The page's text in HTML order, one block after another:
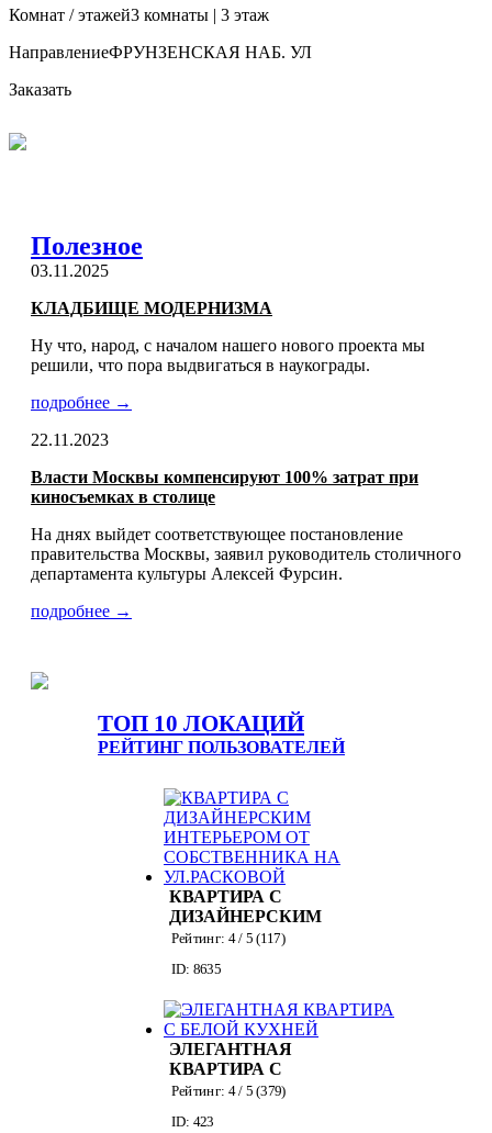
Комнат / этажей3 комнаты | 3 этаж
НаправлениеФРУНЗЕНСКАЯ НАБ. УЛ
Заказать
Полезное
03.11.2025
КЛАДБИЩЕ МОДЕРНИЗМА
Ну что, народ, с началом нашего нового проекта мы
решили, что пора выдвигаться в наукограды.
подробнее →
22.11.2023
Власти Москвы компенсируют 100% затрат при
киносъемках в столице
На днях выйдет соответствующее постановление
правительства Москвы, заявил руководитель столичного
департамента культуры Алексей Фурсин.
подробнее →
ТОП 10 ЛОКАЦИЙ
РЕЙТИНГ ПОЛЬЗОВАТЕЛЕЙ
КВАРТИРА С
ДИЗАЙНЕРСКИМ
ИНТЕРЬЕРОМ ОТ
НА УЛ.РАСКОВОЙ
Рейтинг: 4/ 5 (117)
ID: 8635
ЭЛЕГАНТНАЯ
КВАРТИРА С
БЕЛОЙ КУХНЕЙ
Рейтинг: 4/ 5 (379)
ID: 423